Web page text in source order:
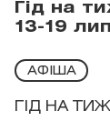
АФІША
ГІД НА
Гід на
13-19